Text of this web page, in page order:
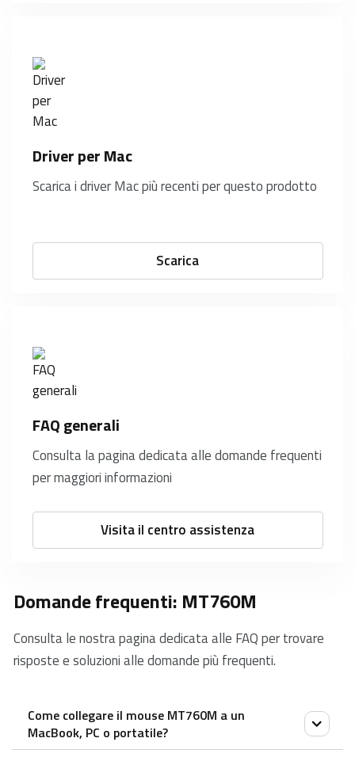
Driver per Mac
Scarica i driver Mac più recenti per questo prodotto
Scarica
FAQ generali
Consulta la pagina dedicata alle domande frequenti
per maggiori informazioni
Visita il centro assistenza
Domande frequenti: MT760M
Consulta le nostra pagina dedicata alle FAQ per trovare
risposte e soluzioni alle domande più frequenti.
Come collegare il mouse MT760M a un
MacBook, PC o portatile?